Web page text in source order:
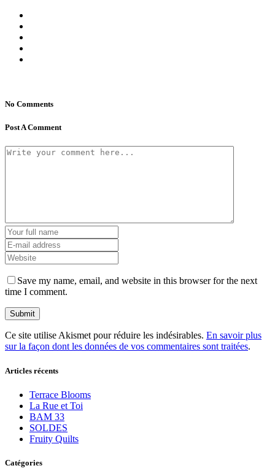
No Comments
Post A Comment
Save my name, email, and website in this browser for the next
time I comment.
Ce site utilise Akismet pour réduire les indésirables. En savoir plus
sur la façon dont les données de vos commentaires sont traitées.
Articles récents
Terrace Blooms
La Rue et Toi
BAM 33
SOLDES
Fruity Quilts
Catégories